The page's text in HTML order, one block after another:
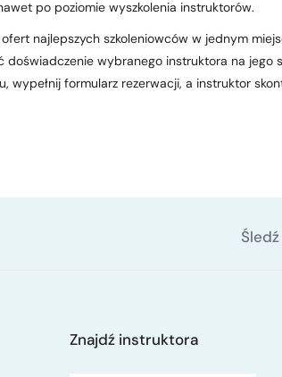
po poziomie wyszkolenia instruktorów.
najlepszych szkoleniowców w jednym
doświadczenie wybranego instruktora na jego
wypełnij formularz rezerwacji, a instruktor
Znajdź instruktora